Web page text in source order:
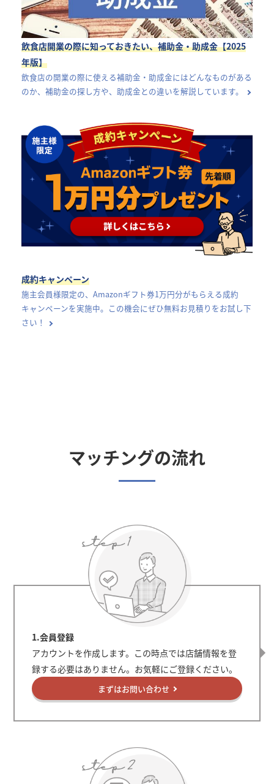
飲食店開業の際に知っておきたい、補助金・助成金【2025
年版】
飲食店の開業の際に使える補助金・助成金にはどんなものがある
のか、補助金の探し方や、助成金との違いを解説しています。
成約キャンペーン
施主会員様限定の、Amazonギフト券1万円分がもらえる成約
キャンペーンを実施中。この機会にぜひ無料お見積りをお試し下
さい！
マッチングの流れ
1.会員登録
アカウントを作成します。この時点では店舗情報を登
録する必要はありません。お気軽にご登録ください。
まずはお問い合わせ